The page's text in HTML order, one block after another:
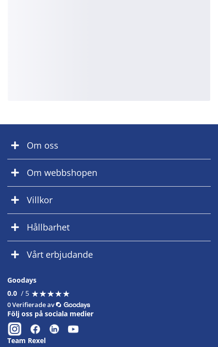
Om oss
Om webbshopen
Villkor
Hållbarhet
Vårt erbjudande
Goodays
0.0 / 5 ★★★★★
★★★★★
0 Verifierade av
Följ oss på sociala medier
Team Rexel